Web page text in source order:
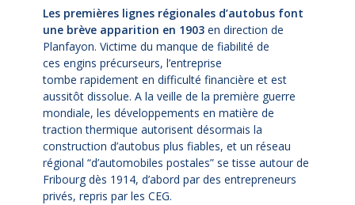
Les premières lignes régionales d’autobus font
une brève apparition en 1903 en direction de
Planfayon. Victime du manque de fiabilité de
ces engins précurseurs, l’entreprise
tombe rapidement en difficulté financière et est
aussitôt dissolue. A la veille de la première guerre
mondiale, les développements en matière de
traction thermique autorisent désormais la
construction d’autobus plus fiables, et un réseau
régional “d’automobiles postales” se tisse autour de
Fribourg dès 1914, d’abord par des entrepreneurs
privés, repris par les CEG.